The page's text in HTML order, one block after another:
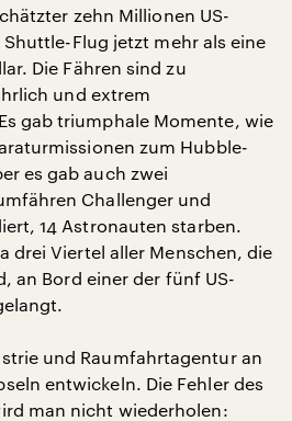
zehn Millionen US-
Flug jetzt mehr als eine
Die Fähren sind zu
und extrem
gab triumphale Momente, wie
zum Hubble-
es gab auch zwei
Challenger und
14 Astronauten starben.
drei Viertel aller Menschen, die
an Bord einer der fünf US-
und Raumfahrtagentur an
entwickeln. Die Fehler des
man nicht wiederholen: